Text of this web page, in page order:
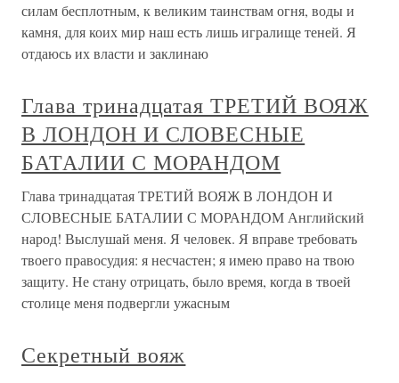
силам бесплотным, к великим таинствам огня, воды и
камня, для коих мир наш есть лишь игралище теней. Я
отдаюсь их власти и заклинаю
Глава тринадцатая ТРЕТИЙ ВОЯЖ
В ЛОНДОН И СЛОВЕСНЫЕ
БАТАЛИИ С МОРАНДОМ
Глава тринадцатая ТРЕТИЙ ВОЯЖ В ЛОНДОН И
СЛОВЕСНЫЕ БАТАЛИИ С МОРАНДОМ Английский
народ! Выслушай меня. Я человек. Я вправе требовать
твоего правосудия: я несчастен; я имею право на твою
защиту. Не стану отрицать, было время, когда в твоей
столице меня подвергли ужасным
Секретный вояж